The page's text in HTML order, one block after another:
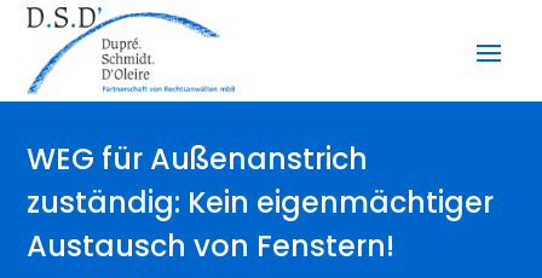
WEG für Außenanstrich
zuständig: Kein eigenmächtiger
Austausch von Fenstern!